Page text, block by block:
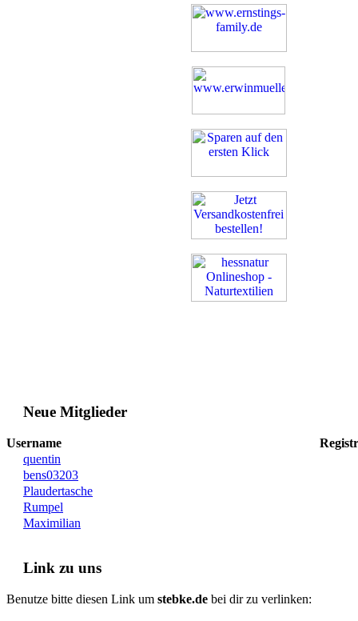
Neue Mitglieder
Username
quentin
bens03203
Plaudertasche
Rumpel
Maximilian
Link zu uns
Benutze bitte diesen Link um stebke.de bei dir zu verlinken: